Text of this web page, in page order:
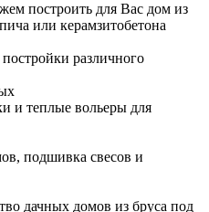
построить для Вас дом из
или керамзитобетона
различного
и теплые вольеры для
подшивка свесов и
дачных домов из бруса под